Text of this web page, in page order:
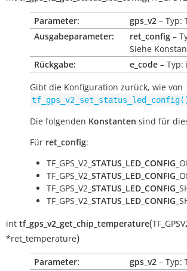
Parameter: gps_v2 – Typ:
Ausgabeparameter:
ret_config –
Siehe
Rückgabe:
e_code – Typ:
Gibt die Konfiguration zurück, wie von
Die folgenden Konstanten sind für
Für ret_config:
TF_GPS_V2_ STATUS_LED_CONFIG
TF_GPS_V2_ STATUS_LED_CONFIG
TF_GPS_V2_ STATUS_LED_CONFIG
TF_GPS_V2_ STATUS_LED_CONFIG
int tf_gps_v2_get_chip_temperature(
*ret_temperature)
Parameter: gps_v2 – Typ: